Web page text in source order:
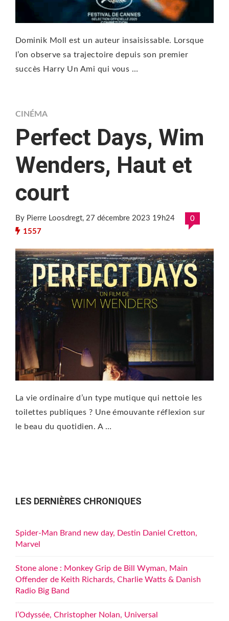
Dominik Moll est un auteur insaisissable. Lorsque
l’on observe sa trajectoire depuis son premier
succès Harry Un Ami qui vous …
CINÉMA
Perfect Days, Wim
Wenders, Haut et
court
By Pierre Loosdregt, 27 décembre 2023 19h24
0
1557
La vie ordinaire d’un type mutique qui nettoie les
toilettes publiques ? Une émouvante réflexion sur
le beau du quotidien. A …
LES DERNIÈRES CHRONIQUES
Spider-Man Brand new day, Destin Daniel Cretton,
Marvel
Stone alone : Monkey Grip de Bill Wyman, Main
Offender de Keith Richards, Charlie Watts & Danish
Radio Big Band
l’Odyssée, Christopher Nolan, Universal